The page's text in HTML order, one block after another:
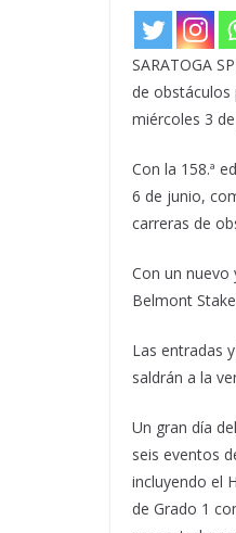
SARATOGA
de obstáculos
miércoles 3
Con la 158.ª
6 de junio,
carreras de
Con un nuevo
Belmont
Las entradas
saldrán a la
Un gran día
seis eventos
incluyendo el
de Grado 1